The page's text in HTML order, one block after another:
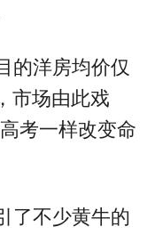
的洋房均价仅
市场由此戏
考一样改变命
了不少黄牛的